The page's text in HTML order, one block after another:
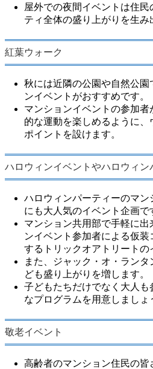
屋外での夜間イベントは住
ティ全体の盛り上がりを生み
紅葉ウォーク
秋には近隣の公園や自然公園
ンイベントがおすすめです。
マンションイベントの参加
的な運動を楽しめるように
ポイントを設けます。
ハロウィンイベントやハロウィン
ハロウィンパーティーのマ
にも大人気のイベント企画で
マンション共用部で手軽に
ンイベント参加者による仮
するトリックオアトリートの
また、ジャック・オ・ラン
ども盛り上がりを増します。
子どもたちだけでなく大人も
なプログラムを用意しましょ
敬老イベント
高齢者のマンション住民の